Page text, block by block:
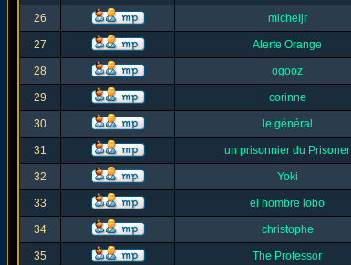
26 micheljr
27 Alerte Orange
28 ogooz
29 corinne
30 le général
31 un prisonnier du Prisoner
32 Yoki
33 el hombre lobo
34 christophe
35 The Professor